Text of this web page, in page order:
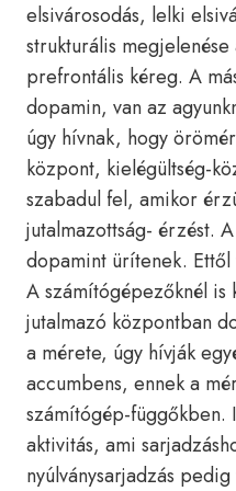
elsivárosodás, lelki
strukturális
prefrontális kéreg. A
dopamin, van az
úgy hívnak, hogy
központ, kielégültség-
szabadul fel, amikor
jutalmazottság- érzést.
dopamint ürítenek. Ettől
A számítógépezőknél
jutalmazó központban
a mérete, úgy hívják
accumbens, ennek a
számítógép-függőkben.
aktivitás, ami
nyúlványsarjadzás